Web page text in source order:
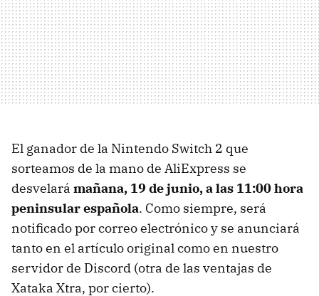
El ganador de la Nintendo Switch 2 que
sorteamos de la mano de AliExpress se
desvelará mañana, 19 de junio, a las 11:00 hora
peninsular española. Como siempre, será
notificado por correo electrónico y se anunciará
tanto en el artículo original como en nuestro
servidor de Discord (otra de las ventajas de
Xataka Xtra, por cierto).